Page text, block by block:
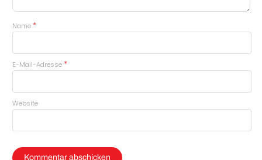
Name *
E-Mail-Adresse *
Website